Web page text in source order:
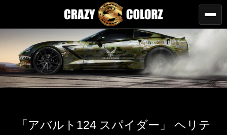
「アバルト124 スパイダー」 ヘリテ